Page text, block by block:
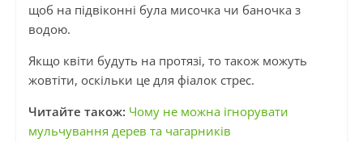
щоб на підвіконні була мисочка чи баночка з
водою.
Якщо квіти будуть на протязі, то також можуть
жовтіти, оскільки це для фіалок стрес.
Читайте також: Чому не можна ігнорувати
мульчування дерев та чагарників